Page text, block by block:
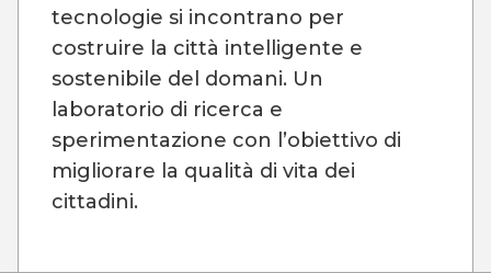
tecnologie si incontrano per
costruire la città intelligente e
sostenibile del domani. Un
laboratorio di ricerca e
sperimentazione con l’obiettivo di
migliorare la qualità di vita dei
cittadini.